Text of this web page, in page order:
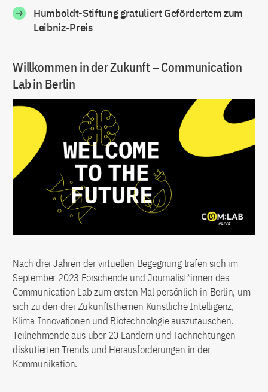
Humboldt-Stiftung gratuliert Gefördertem zum
Leibniz-Preis
Willkommen in der Zukunft – Communication
Lab in Berlin
Nach drei Jahren der virtuellen Begegnung trafen sich im
September 2023 Forschende und Journalist*innen des
Communication Lab zum ersten Mal persönlich in Berlin, um
sich zu den drei Zukunftsthemen Künstliche Intelligenz,
Klima-Innovationen und Biotechnologie auszutauschen.
Teilnehmende aus über 20 Ländern und Fachrichtungen
diskutierten Trends und Herausforderungen in der
Kommunikation.